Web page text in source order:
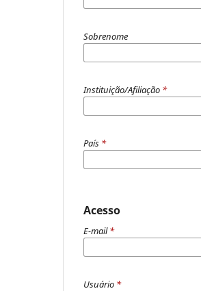
Sobrenome
Instituição/Afiliação *
País *
Acesso
E-mail*
Usuário *